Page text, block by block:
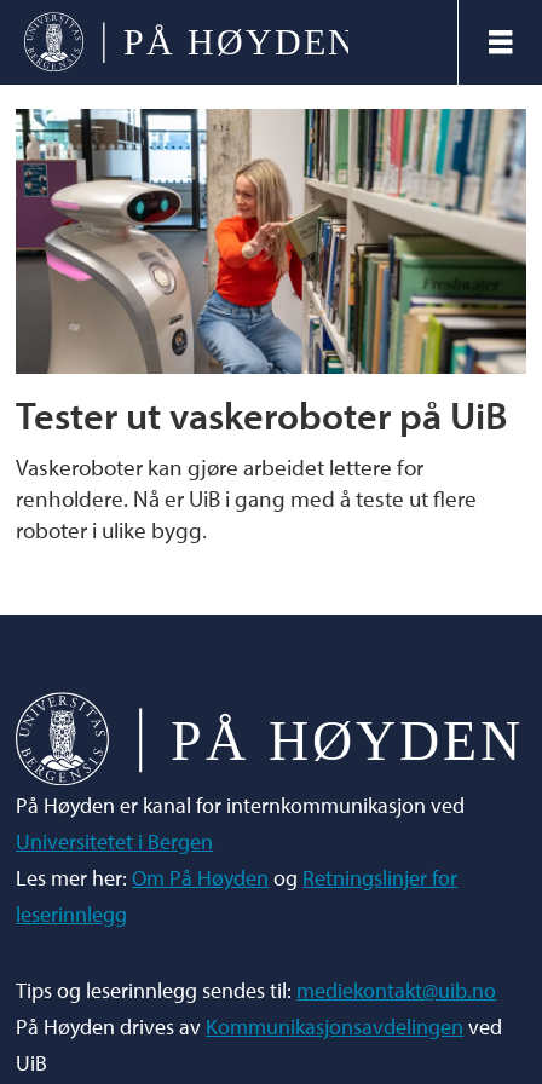
Tag:
anette
blich
Tester ut vaskeroboter på UiB
Vaskeroboter kan gjøre arbeidet lettere for
renholdere. Nå er UiB i gang med å teste ut flere
roboter i ulike bygg.
På Høyden er kanal for internkommunikasjon ved
Universitetet i Bergen
Les mer her:Om På Høyden og Retningslinjer for
leserinnlegg
Tips og leserinnlegg sendes til: mediekontakt@uib.no
På Høyden drives av Kommunikasjonsavdelingen ved
UiB